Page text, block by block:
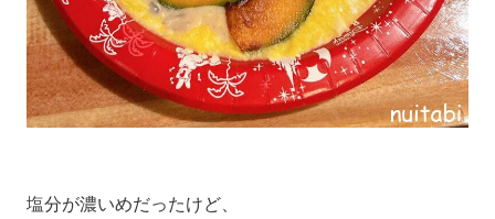
塩分が濃いめだったけど、